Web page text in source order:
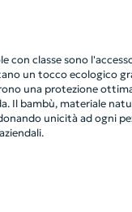
con classe sono
un tocco ecologico
una protezione
Il bambù, materiale
unicità ad ogni